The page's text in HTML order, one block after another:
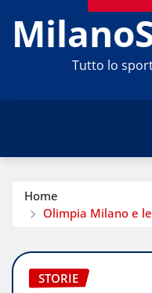
Tutto lo
Home
Olimpia Milano e
STORIE